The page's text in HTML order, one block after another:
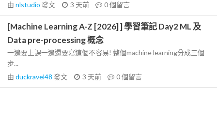
由 nlstudio 發文 3 天前 0個留言
[Machine Learning A-Z [2026] ] 學習筆記 Day2 ML 及
Data pre-processing 概念
一邊要上課一邊還要寫這個不容易! 整個machine learning分成三個
步...
由 duckravel48 發文 3 天前 0個留言